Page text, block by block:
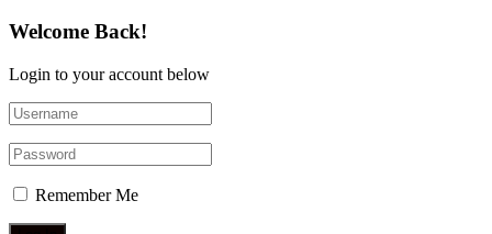
Welcome Back!
Login to your account below
Remember Me